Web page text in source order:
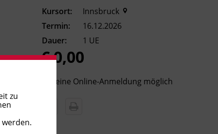
Kursort:
Innsbruck
Termin:
16.12.2026
Dauer:
1 UE
€ 0,00
Keine Online-Anmeldung möglich
zu